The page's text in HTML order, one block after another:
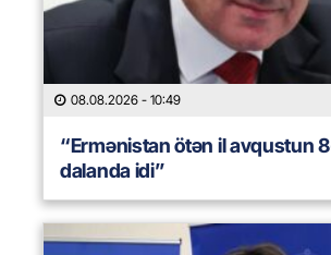
08.08.2026 - 10:49
“Ermənistan ötən il avqustun
dalanda idi”